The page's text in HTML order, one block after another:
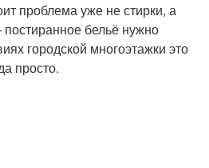
проблема уже не стирки, а
бельё нужно
городской многоэтажки это
просто.